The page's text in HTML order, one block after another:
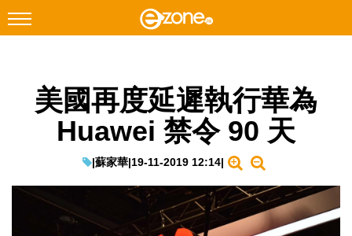
Facebook Instagram
遊戲動漫
美國再度延遲執行華為
Huawei 禁令 90 天
|蘇家華|19-11-2019 12:14|